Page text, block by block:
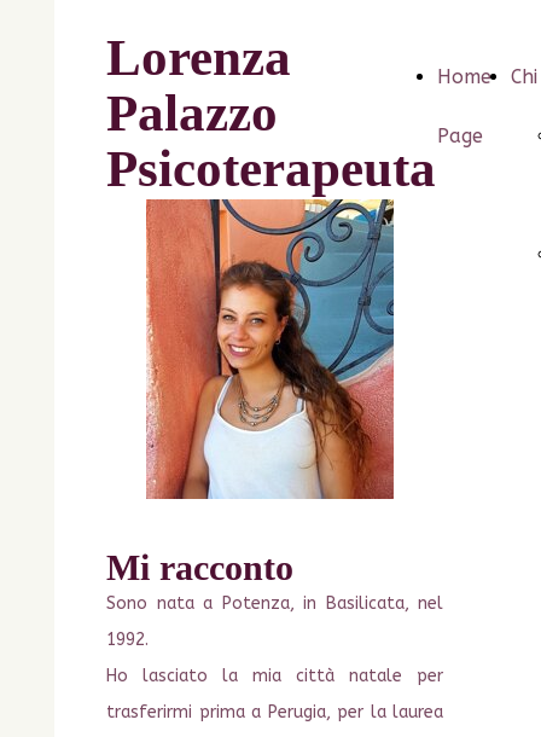
Lorenza
Palazzo
Psicoterapeuta
Home
Page
Mi racconto
Sono nata a Potenza, in Basilicata, nel
1992.
Ho lasciato la mia città natale per
trasferirmi prima a Perugia, per la laurea